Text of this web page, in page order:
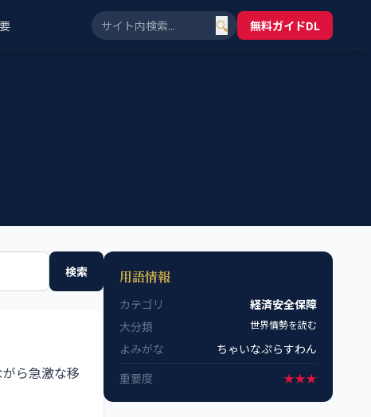
🔍 無料ガイドDL
検索
ら急激な移
用語情報
カテゴリ
経済安全保障
大分類
世界情勢を読む
よみがな
ちゃいなぷらすわん
重要度
★★★